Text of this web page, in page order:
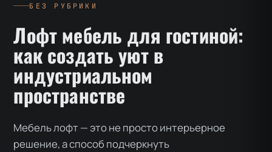
БЕЗ РУБРИКИ
Лофт мебель для гостиной:
как создать уют в
индустриальном
пространстве
Мебель лофт — это не просто интерьерное
решение, а способ подчеркнуть